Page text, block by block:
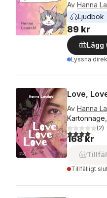
Av Hanna
Ljudbok
89 kr
Lägg
Lyssna
Love,
Av Hanna
4,0utav 5(2)
168 kr
Tillfälligt